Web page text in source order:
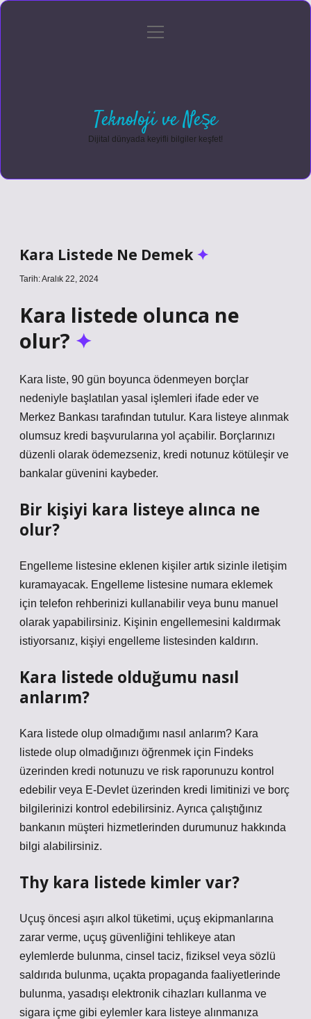
Gizlilik Politikası
menüyü
Teknoloji ve Neşe
Dijital dünyada keyifli bilgiler keşfet!
Kara Listede Ne Demek
Tarih: Aralık 22, 2024
Kara listede olunca ne
olur?
Kara liste, 90 gün boyunca ödenmeyen borçlar
nedeniyle başlatılan yasal işlemleri ifade eder ve
Merkez Bankası tarafından tutulur. Kara listeye alınmak
olumsuz kredi başvurularına yol açabilir. Borçlarınızı
düzenli olarak ödemezseniz, kredi notunuz kötüleşir ve
bankalar güvenini kaybeder.
Bir kişiyi kara listeye alınca ne
olur?
Engelleme listesine eklenen kişiler artık sizinle iletişim
kuramayacak. Engelleme listesine numara eklemek
için telefon rehberinizi kullanabilir veya bunu manuel
olarak yapabilirsiniz. Kişinin engellemesini kaldırmak
istiyorsanız, kişiyi engelleme listesinden kaldırın.
Kara listede olduğumu nasıl
anlarım?
Kara listede olup olmadığımı nasıl anlarım? Kara
listede olup olmadığınızı öğrenmek için Findeks
üzerinden kredi notunuzu ve risk raporunuzu kontrol
edebilir veya E-Devlet üzerinden kredi limitinizi ve borç
bilgilerinizi kontrol edebilirsiniz. Ayrıca çalıştığınız
bankanın müşteri hizmetlerinden durumunuz hakkında
bilgi alabilirsiniz.
Thy kara listede kimler var?
Uçuş öncesi aşırı alkol tüketimi, uçuş ekipmanlarına
zarar verme, uçuş güvenliğini tehlikeye atan
eylemlerde bulunma, cinsel taciz, fiziksel veya sözlü
saldırıda bulunma, uçakta propaganda faaliyetlerinde
bulunma, yasadışı elektronik cihazları kullanma ve
sigara içme gibi eylemler kara listeye alınmanıza